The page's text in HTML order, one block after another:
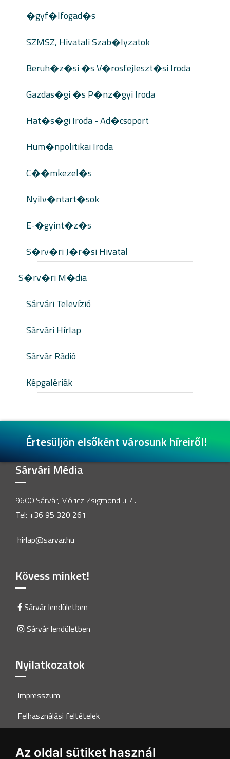
Az oldal sütiket használ
�gyf�lfogad�s
SZMSZ, Hivatali Szab�lyzatok
Beruh�z�si �s V�rosfejleszt�si Iroda
Gazdas�gi �s P�nz�gyi Iroda
Hat�s�gi Iroda - Ad�csoport
Hum�npolitikai Iroda
C��mkezel�s
Nyilv�ntart�sok
E-�gyint�z�s
S�rv�ri J�r�si Hivatal
S�rv�ri M�dia
Sárvári Televízió
Sárvári Hírlap
Sárvár Rádió
Képgalériák
Értesüljön elsőként városunk híreiről!
Sárvári Média
9600 Sárvár, Móricz Zsigmond u. 4.
Tel: +36 95 320 261
hirlap@sarvar.hu
Kövess minket!
Sárvár lendületben
Sárvár lendületben
Nyilatkozatok
Impresszum
Felhasználási feltételek